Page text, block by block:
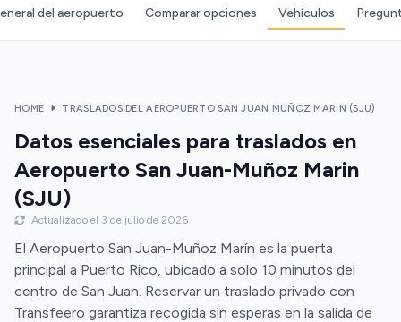
del aeropuerto Comparar opciones Vehículos
HOME TRASLADOS DEL AEROPUERTO SAN JUAN MUÑOZ MARIN (SJU)
Datos esenciales para traslados en
Aeropuerto San Juan-Muñoz Marin
(SJU)
Actualizado el 3 de julio de 2026
El Aeropuerto San Juan-Muñoz Marín es la puerta
principal a Puerto Rico, ubicado a solo 10 minutos del
centro de San Juan. Reservar un traslado privado con
Transfeero garantiza recogida sin esperas en la salida de